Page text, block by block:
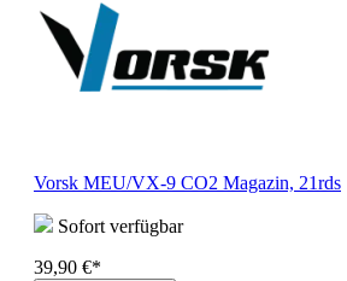
Vorsk MEU/VX-9 CO2 Magazin, 21rds
Sofort verfügbar
39,90 €*